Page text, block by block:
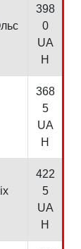
398
0
UA
H
368
5
UA
H
422
5
UA
H